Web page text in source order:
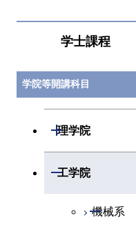
学士課程
学院等開講科目
理学院
開閉
物理学系
工学院
開閉
機械系
開閉